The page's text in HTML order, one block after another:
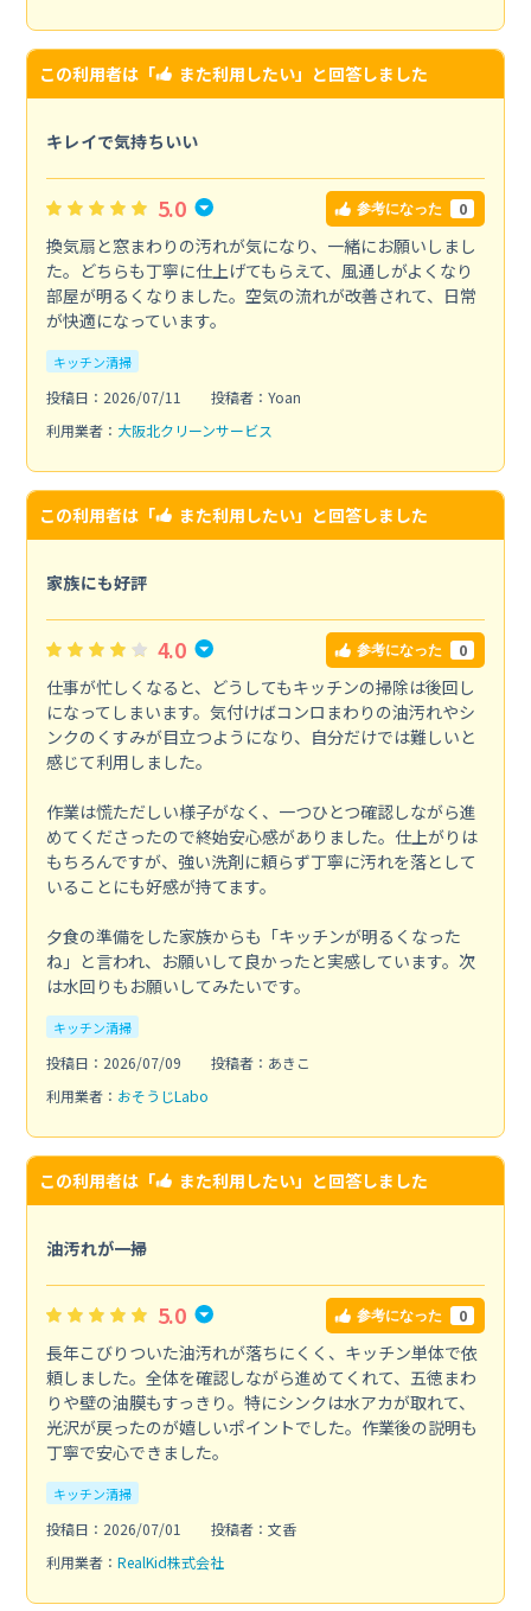
この利用者は「 また利用したい」と回答しました
キレイで気持ちいい
5.0 参考になった 0
換気扇と窓まわりの汚れが気になり、一緒にお願いしまし
た。どちらも丁寧に仕上げてもらえて、風通しがよくなり
部屋が明るくなりました。空気の流れが改善されて、日常
が快適になっています。
キッチン清掃
投稿日：2026/07/11
投稿者：Yoan
利用業者： 大阪北クリーンサービス
この利用者は「 また利用したい」と回答しました
家族にも好評
4.0 参考になった 0
仕事が忙しくなると、どうしてもキッチンの掃除は後回し
になってしまいます。気付けばコンロまわりの油汚れやシ
ンクのくすみが目立つようになり、自分だけでは難しいと
感じて利用しました。
作業は慌ただしい様子がなく、一つひとつ確認しながら進
めてくださったので終始安心感がありました。仕上がりは
もちろんですが、強い洗剤に頼らず丁寧に汚れを落として
いることにも好感が持てます。
夕食の準備をした家族からも「キッチンが明るくなった
ね」と言われ、お願いして良かったと実感しています。次
は水回りもお願いしてみたいです。
キッチン清掃
投稿日：2026/07/09
投稿者：あきこ
利用業者： おそうじLabo
この利用者は「 また利用したい」と回答しました
油汚れが一掃
5.0 参考になった 0
長年こびりついた油汚れが落ちにくく、キッチン単体で依
頼しました。全体を確認しながら進めてくれて、五徳まわ
りや壁の油膜もすっきり。特にシンクは水アカが取れて、
光沢が戻ったのが嬉しいポイントでした。作業後の説明も
丁寧で安心できました。
キッチン清掃
投稿日：2026/07/01
投稿者：文香
利用業者： RealKid株式会社